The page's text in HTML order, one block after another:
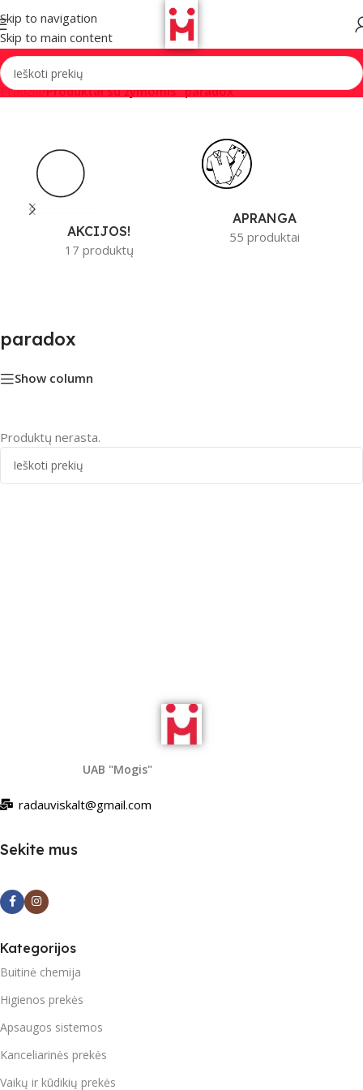
Skip to navigation
Skip to main content
Pradžia/Produktai su žymomis “paradox”
AKCIJOS!
17 produktų
APRANGA
55 produktai
paradox
Show column
Produktų nerasta.
UAB "Mogis"
radauviskalt@gmail.com
Sekite mus
Kategorijos
Buitinė chemija
Higienos prekės
Apsaugos sistemos
Kanceliarinės prekės
Vaikų ir kūdikių prekės